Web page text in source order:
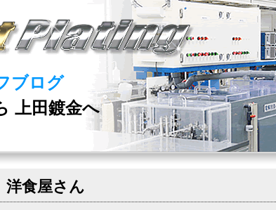
ブログ
上田鍍金へ
洋食屋さん